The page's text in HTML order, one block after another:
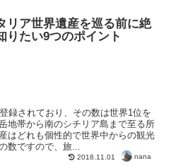
リア世界遺産を巡る前に絶
りたい9つのポイント
録されており、その数は世界1位を
地帯から南のシチリア島まで至る所
はどれも個性的で世界中からの観光
数ですので、旅...
2018.11.01 nana